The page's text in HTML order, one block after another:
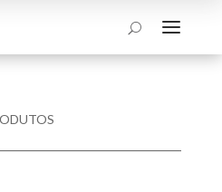
U a